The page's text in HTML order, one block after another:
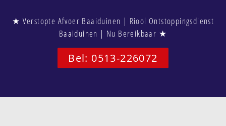
★ Verstopte Afvoer Baaiduinen | Riool Ontstoppingsdienst
Baaiduinen | Nu Bereikbaar ★
Bel: 0513-226072